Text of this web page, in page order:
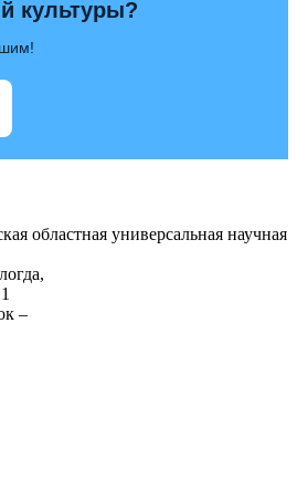
культуры?
областная универсальная научная
–